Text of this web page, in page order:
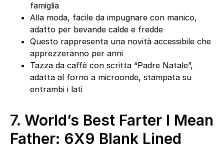
famiglia
Alla moda, facile da impugnare con manico,
adatto per bevande calde e fredde
Questo rappresenta una novità accessibile che
apprezzeranno per anni
Tazza da caffè con scritta “Padre Natale”,
adatta al forno a microonde, stampata su
entrambi i lati
7. World’s Best Farter I Mean
Father: 6X9 Blank Lined